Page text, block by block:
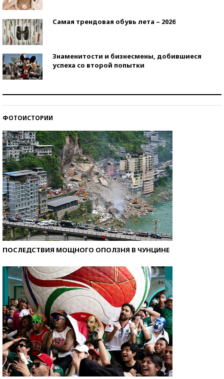
Самая трендовая обувь лета – 2026
Знаменитости и бизнесмены, добившиеся
успеха со второй попытки
ФОТОИСТОРИИ
ПОСЛЕДСТВИЯ МОЩНОГО ОПОЛЗНЯ В ЧУНЦИНЕ